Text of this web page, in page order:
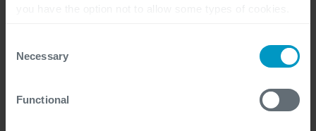
you disable certain cookies, you should be aware that
certain website or application elements may be impacted
and interfere with your experience of the website and the
services we are able to offer.
Selection
Necessary
Functional
In diesem Modell wird die Rückverfolgbarkeit zur
Nachhaltigkeit und geschäftlicher Zuverlässigkeit.